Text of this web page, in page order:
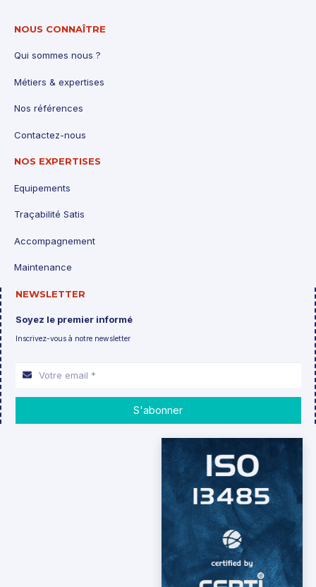
NOUS CONNAÎTRE
Qui sommes nous ?
Métiers & expertises
Nos références
Contactez-nous
NOS EXPERTISES
Equipements
Traçabilité Satis
Accompagnement
Maintenance
NEWSLETTER
Soyez le premier informé
Inscrivez-vous à notre newsletter
S'abonner